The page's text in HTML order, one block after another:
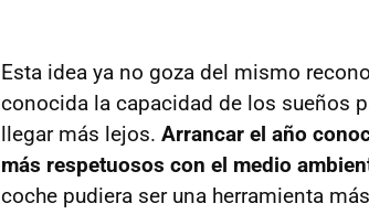
Esta idea ya no goza del mismo
conocida la capacidad de los sueños
llegar más lejos. Arrancar el año
más respetuosos con el medio
coche pudiera ser una herramienta